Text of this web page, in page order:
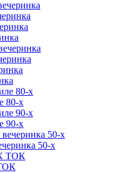
80-х
90-х
50-х